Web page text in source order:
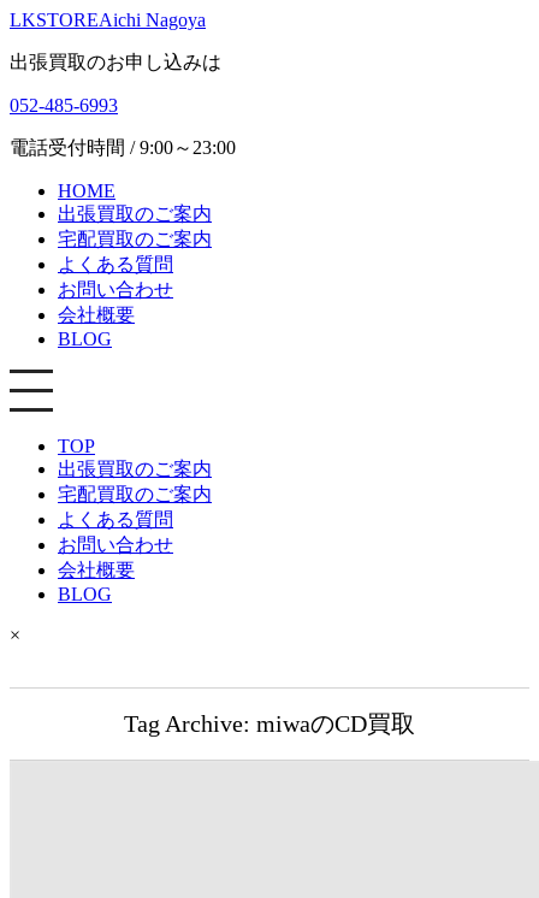
LKSTOREAichi Nagoya
出張買取のお申し込みは
052-485-6993
電話受付時間 / 9:00～23:00
HOME
出張買取のご案内
宅配買取のご案内
よくある質問
お問い合わせ
会社概要
BLOG
TOP
出張買取のご案内
宅配買取のご案内
よくある質問
お問い合わせ
会社概要
BLOG
×
Tag Archive: miwaのCD買取